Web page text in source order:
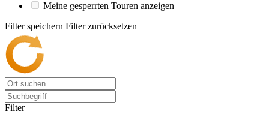
Meine gesperrten Touren anzeigen
Filter speichern Filter zurücksetzen
Filter